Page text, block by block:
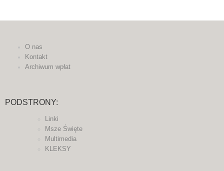
O nas
Kontakt
Archiwum wpłat
PODSTRONY:
Linki
Msze Święte
Multimedia
KLEKSY